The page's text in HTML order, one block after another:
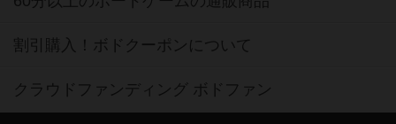
割引購入！ボドクーポンについて
クラウドファンディング ボドファン